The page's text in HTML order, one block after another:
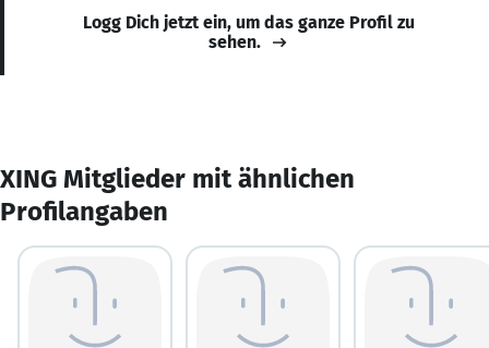
Logg Dich jetzt ein, um das ganze Profil zu
sehen.
XING Mitglieder mit ähnlichen
Profilangaben